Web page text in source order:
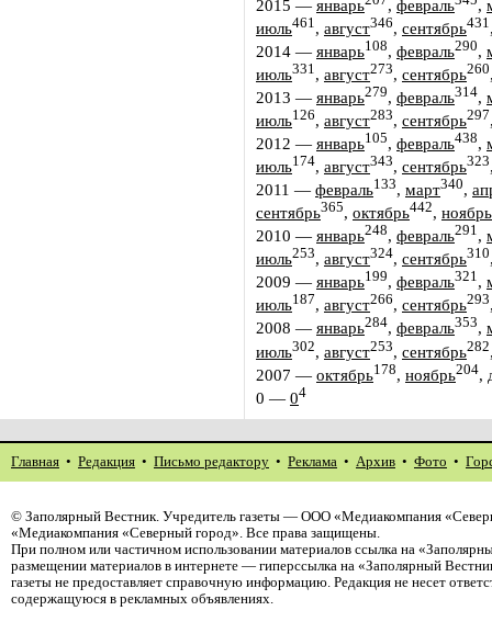
2015 — январь , февраль ,
июль461 , август346, сентябрь431
2014 — январь108, февраль290,
июль331 , август273, сентябрь260
2013 — январь279, февраль314,
июль126, август283, сентябрь297
2012 — январь105, февраль438,
июль174, август343, сентябрь323
2011 — февраль133, март340,
сентябрь365, октябрь442, ноябрь
2010 — январь248, февраль291,
июль253, август324, сентябрь310
2009 — январь199, февраль321,
июль187, август266, сентябрь293
2008 — январь284, февраль353,
июль302, август253, сентябрь282
2007 — октябрь178, ноябрь204,
0 — 04
Главная • Редакция • Письмо редактору • Реклама • Архив • Фото •
© Заполярный Вестник. Учредитель газеты — ООО «Медиакомпания
«Медиакомпания «Северный город». Все права защищены.
При полном или частичном использовании материалов ссылка на
размещении материалов в интернете — гиперссылка на «Заполярный
газеты не предоставляет справочную информацию. Редакция не несет
содержащуюся в рекламных объявлениях.